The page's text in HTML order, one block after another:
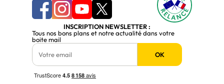
INSCRIPTION NEWSLETTER :
Tous nos bons plans et notre actualité dans votre
boite mail
OK